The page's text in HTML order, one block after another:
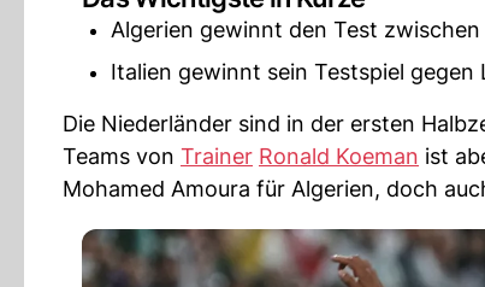
Algerien gewinnt den Test
Italien gewinnt sein Testspiel gegen
Die Niederländer sind in der ersten
Teams von Trainer Ronald Koeman ist
Mohamed Amoura für Algerien, doch